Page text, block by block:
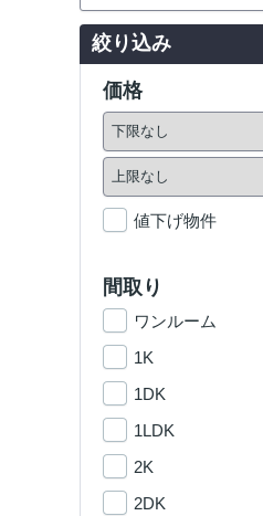
絞り込み
価格
値下げ物件
間取り
ワンルーム
1K
1DK
1LDK
2K
2DK